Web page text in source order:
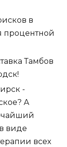
в
процентной
Тамбов
-
А
виде
всех